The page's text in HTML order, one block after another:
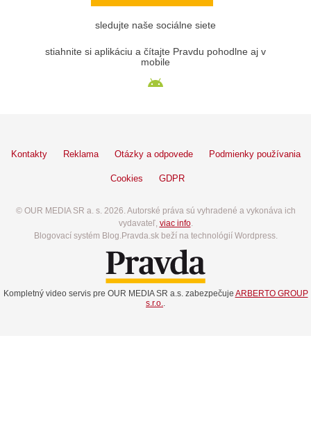
sledujte naše sociálne siete
stiahnite si aplikáciu a čítajte Pravdu pohodlne aj v
mobile
Kontakty Reklama Otázky a odpovede Podmienky používania
Cookies GDPR
© OUR MEDIA SR a. s. 2026. Autorské práva sú vyhradené a vykonáva ich
vydavateľ, viac info.
Blogovací systém Blog.Pravda.sk beží na technológií Wordpress.
Kompletný video servis pre OUR MEDIA SR a.s. zabezpečuje ARBERTO GROUP
s.r.o..